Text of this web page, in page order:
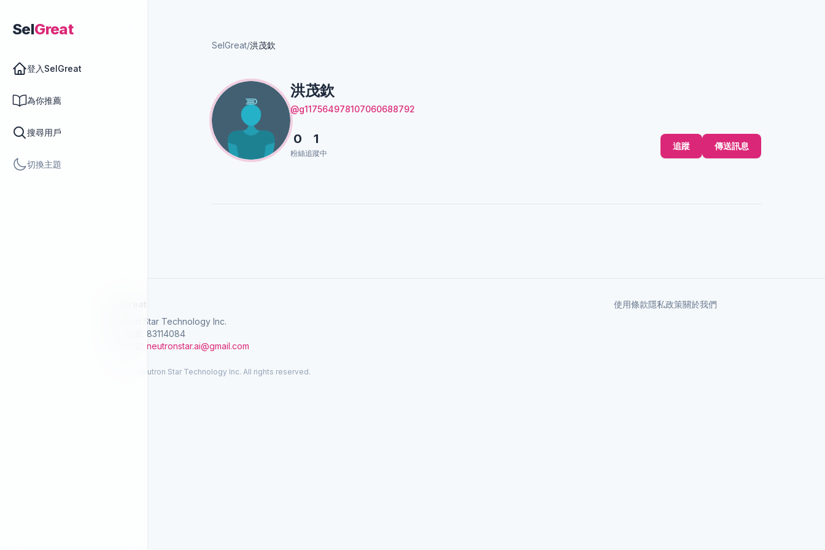
SelGreat
登入SelGreat
為你推薦
搜尋用戶
切換主題
SelGreat/洪茂欽
洪茂欽
@g117564978107060688792
0
粉絲
1
追蹤中
追蹤 傳送訊息
Neutron Star Technology Inc.
統一編號: 83114084
neutronstar.ai@gmail.com
使用條款隱私政策關於我們
© 2026 Neutron Star Technology Inc. All rights reserved.